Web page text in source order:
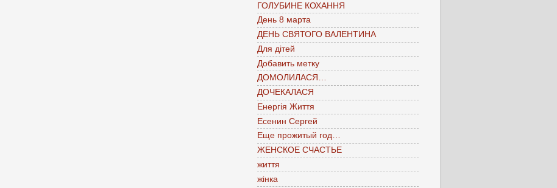
ГОЛУБИНЕ КОХАННЯ
День 8 марта
ДЕНЬ СВЯТОГО ВАЛЕНТИНА
Для дітей
Добавить метку
ДОМОЛИЛАСЯ…
ДОЧЕКАЛАСЯ
Енергія Життя
Есенин Сергей
Еще прожитый год…
ЖЕНСКОЕ СЧАСТЬЕ
життя
жінка